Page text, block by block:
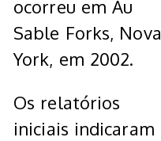
ocorreu em Au
Sable Forks, Nova
York, em 2002.
Os relatórios
iniciais indicaram